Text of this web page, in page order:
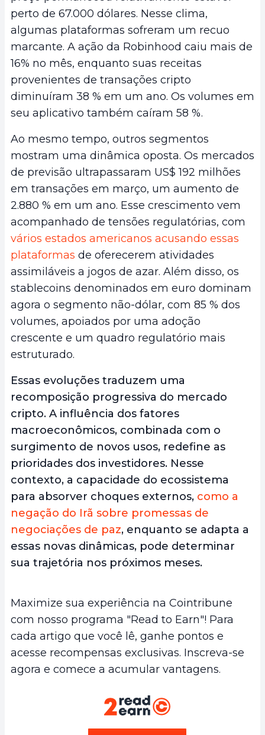
perto de 67.000 dólares. Nesse clima,
algumas plataformas sofreram um recuo
marcante. A ação da Robinhood caiu mais de
16% no mês, enquanto suas receitas
provenientes de transações cripto
diminuíram 38 % em um ano. Os volumes em
seu aplicativo também caíram 58 %.
Ao mesmo tempo, outros segmentos
mostram uma dinâmica oposta. Os mercados
de previsão ultrapassaram US$ 192 milhões
em transações em março, um aumento de
2.880 % em um ano. Esse crescimento vem
acompanhado de tensões regulatórias, com
vários estados americanos acusando essas
plataformas de oferecerem atividades
assimiláveis a jogos de azar. Além disso, os
stablecoins denominados em euro dominam
agora o segmento não-dólar, com 85 % dos
volumes, apoiados por uma adoção
crescente e um quadro regulatório mais
estruturado.
Essas evoluções traduzem uma
recomposição progressiva do mercado
cripto. A influência dos fatores
macroeconômicos, combinada com o
surgimento de novos usos, redefine as
prioridades dos investidores. Nesse
contexto, a capacidade do ecossistema
para absorver choques externos, como a
negação do Irã sobre promessas de
negociações de paz, enquanto se adapta a
essas novas dinâmicas, pode determinar
sua trajetória nos próximos meses.
Maximize sua experiência na Cointribune
com nosso programa "Read to Earn"! Para
cada artigo que você lê, ganhe pontos e
acesse recompensas exclusivas. Inscreva-se
agora e comece a acumular vantagens.